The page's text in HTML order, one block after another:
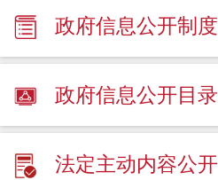
政府信息公开制度
政府信息公开目录
法定主动内容公开